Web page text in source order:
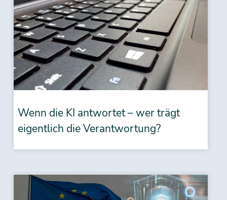
Wenn die KI antwortet – wer trägt
eigentlich die Verantwortung?